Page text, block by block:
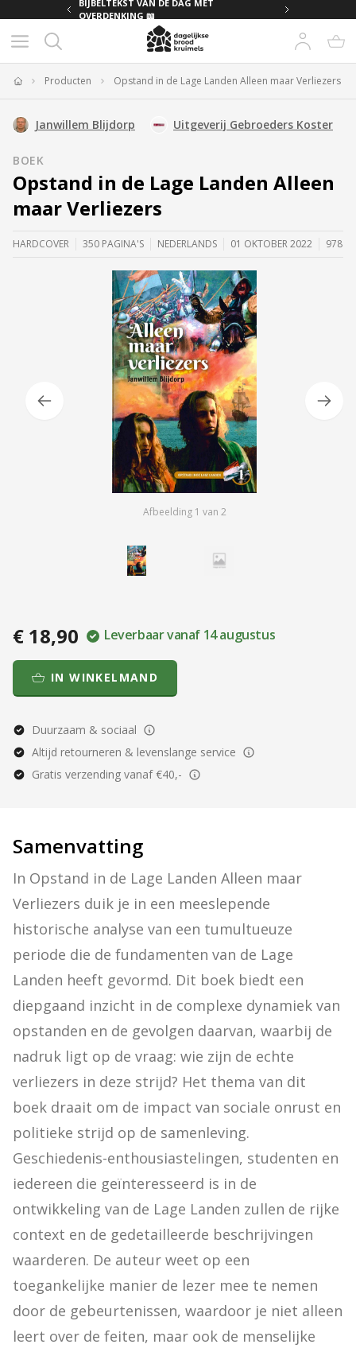
BIJBELTEKST VAN DE DAG MET
OVERDENKING 📖
Producten Opstand in de Lage Landen Alleen maar Verliezers
Janwillem Blijdorp Uitgeverij Gebroeders Koster
BOEK
Opstand in de Lage Landen Alleen
maar Verliezers
HARDCOVER 350 PAGINA'S NEDERLANDS 01 OKTOBER 2022
Afbeelding 1 van 2
€ 18,90 Leverbaar vanaf 14 augustus
IN WINKELMAND
Duurzaam & sociaal
Altijd retourneren & levenslange service
Gratis verzending vanaf €40,-
Samenvatting
In Opstand in de Lage Landen Alleen maar
Verliezers duik je in een meeslepende
historische analyse van een tumultueuze
periode die de fundamenten van de Lage
Landen heeft gevormd. Dit boek biedt een
diepgaand inzicht in de complexe dynamiek van
opstanden en de gevolgen daarvan, waarbij de
nadruk ligt op de vraag: wie zijn de echte
verliezers in deze strijd? Het thema van dit
boek draait om de impact van sociale onrust en
politieke strijd op de samenleving.
Geschiedenis-enthousiastelingen, studenten en
iedereen die geïnteresseerd is in de
ontwikkeling van de Lage Landen zullen de rijke
context en de gedetailleerde beschrijvingen
waarderen. De auteur weet op een
toegankelijke manier de lezer mee te nemen
door de gebeurtenissen, waardoor je niet alleen
leert over de feiten, maar ook de menselijke